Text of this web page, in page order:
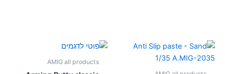
AMIG all products